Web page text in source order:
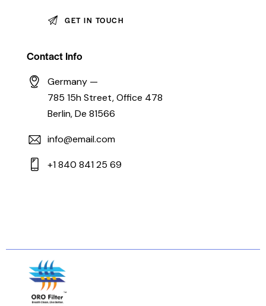
Contact Info
Germany —
785 15h Street, Office 478
Berlin, De 81566
info@email.com
+1 840 841 25 69